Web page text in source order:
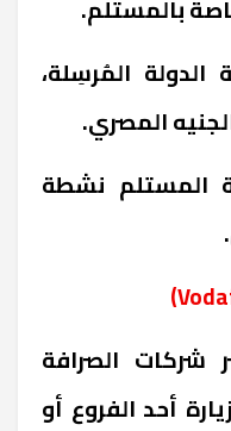
بالمستلم.
المُرسِلة،
المصري.
المستلم نشطة
)
شركات الصرافة
أحد الفروع أو